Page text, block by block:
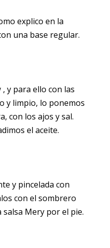
explico en la
una base regular.
y para ello con las
y limpio, lo ponemos
con los ajos y sal.
el aceite.
y pincelada con
con el sombrero
salsa Mery por el pie.